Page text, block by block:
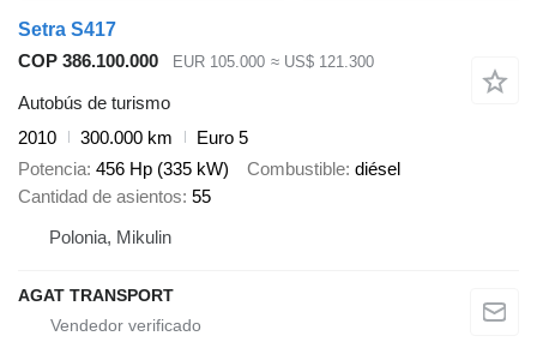
Setra S417
COP 386.100.000
EUR 105.000 ≈ US$ 121.300
Autobús de turismo
2010
300.000 km
Euro 5
Potencia 456 Hp (335 kW) Combustible diésel
Cantidad de asientos 55
Polonia, Mikulin
AGAT TRANSPORT